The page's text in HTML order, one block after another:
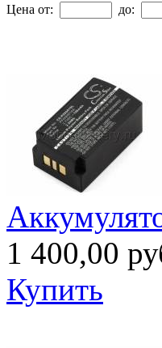
Цена от: до:
1 400,00
Купить